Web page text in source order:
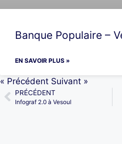
Banque Populaire –
EN SAVOIR PLUS »
« Précédent Suivant »
PRÉCÉDENT
Infograf 2.0 à Vesoul